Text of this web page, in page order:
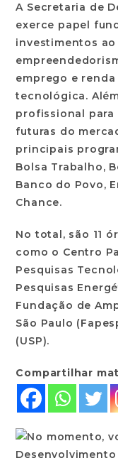
A Secretaria de
exerce papel
investimentos
emprego e
tecnológica.
profissional para
futuras do
principais
Bolsa Trabalho,
Banco do Povo,
Chance.
No total, são 11
como o Centro
Pesquisas
Pesquisas
Fundação de
São Paulo
(USP).
Compartilhar